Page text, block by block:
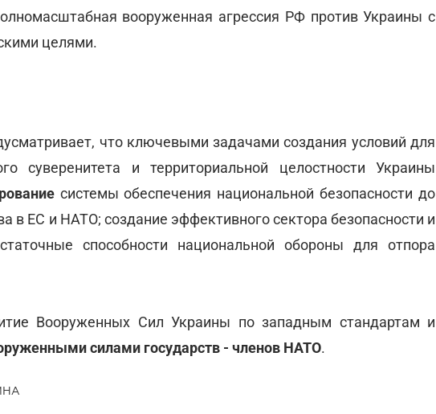
вооруженная агрессия РФ против Украины с
целями.
что ключевыми задачами создания условий для
суверенитета и территориальной целостности Украины
системы обеспечения национальной безопасности до
в ЕС и НАТО; создание эффективного сектора безопасности и
способности национальной обороны для отпора
Вооруженных Сил Украины по западным стандартам и
силами государств - членов НАТО.